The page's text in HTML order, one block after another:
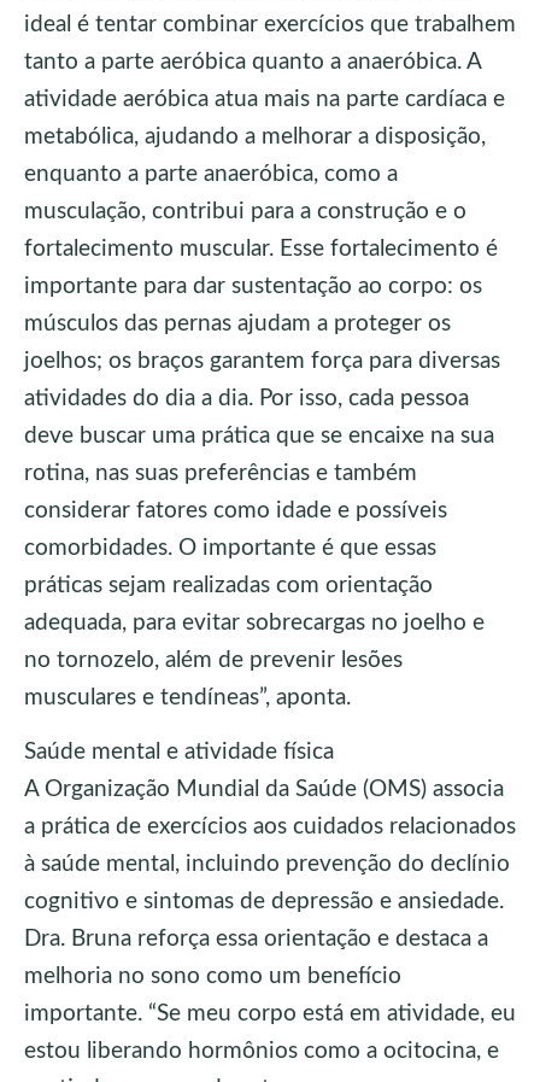
ideal é tentar combinar exercícios que trabalhem
tanto a parte aeróbica quanto a anaeróbica. A
atividade aeróbica atua mais na parte cardíaca e
metabólica, ajudando a melhorar a disposição,
enquanto a parte anaeróbica, como a
musculação, contribui para a construção e o
fortalecimento muscular. Esse fortalecimento é
importante para dar sustentação ao corpo: os
músculos das pernas ajudam a proteger os
joelhos; os braços garantem força para diversas
atividades do dia a dia. Por isso, cada pessoa
deve buscar uma prática que se encaixe na sua
rotina, nas suas preferências e também
considerar fatores como idade e possíveis
comorbidades. O importante é que essas
práticas sejam realizadas com orientação
adequada, para evitar sobrecargas no joelho e
no tornozelo, além de prevenir lesões
musculares e tendíneas”, aponta.
Saúde mental e atividade física
A Organização Mundial da Saúde (OMS) associa
a prática de exercícios aos cuidados relacionados
à saúde mental, incluindo prevenção do declínio
cognitivo e sintomas de depressão e ansiedade.
Dra. Bruna reforça essa orientação e destaca a
melhoria no sono como um benefício
importante. “Se meu corpo está em atividade, eu
estou liberando hormônios como a ocitocina, e